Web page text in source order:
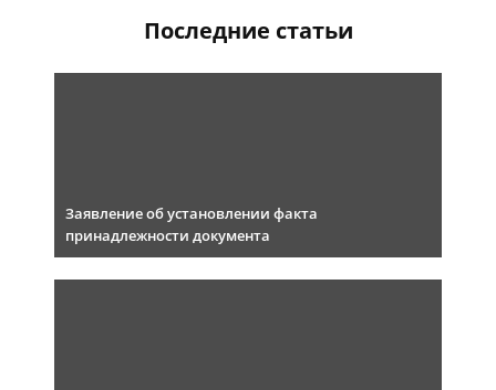
Последние статьи
Заявление об установлении факта
принадлежности документа